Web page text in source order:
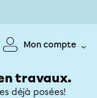
Mon compte
travaux.
déjà posées!